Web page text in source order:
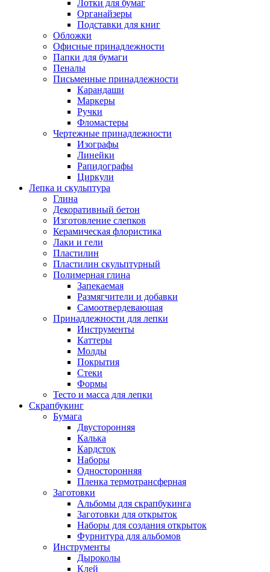
Лотки для бумаг
Органайзеры
Подставки для книг
Обложки
Офисные принадлежности
Папки для бумаги
Пеналы
Письменные принадлежности
Карандаши
Маркеры
Ручки
Фломастеры
Чертежные принадлежности
Изографы
Линейки
Рапидографы
Циркули
Лепка и скульптура
Глина
Декоративный бетон
Изготовление слепков
Керамическая флористика
Лаки и гели
Пластилин
Пластилин скульптурный
Полимерная глина
Запекаемая
Размягчители и добавки
Самоотвердевающая
Принадлежности для лепки
Инструменты
Каттеры
Молды
Покрытия
Стеки
Формы
Тесто и масса для лепки
Скрапбукинг
Бумага
Двусторонняя
Калька
Кардсток
Наборы
Односторонняя
Пленка термотрансферная
Заготовки
Альбомы для скрапбукинга
Заготовки для открыток
Наборы для создания открыток
Фурнитура для альбомов
Инструменты
Дыроколы
Клей